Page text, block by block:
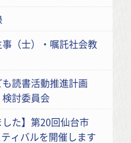
（士）・嘱託社会教
読書活動推進計画
検討委員会
した】第20回仙台市
ィバルを開催します